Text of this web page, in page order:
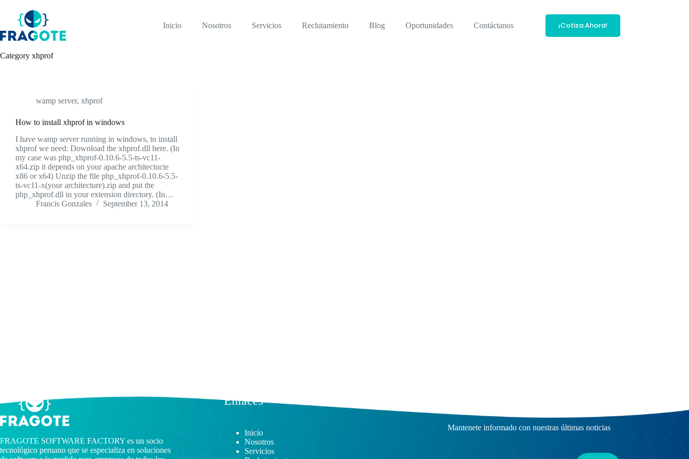
content
Inicio Nosotros Servicios Reclutamiento Blog Oportunidades Contáctanos ¡Cotiza Ahora!
Category xhprof
wamp server, xhprof
How to install xhprof in windows
I have wamp server running in windows, to install
xhprof we need: Download the xhprof.dll here. (In
my case was php_xhprof-0.10.6-5.5-ts-vc11-
x64.zip it depends on your apache architectucte
x86 or x64) Unzip the file php_xhprof-0.10.6-5.5-
ts-vc11-x(your architecture).zip and put the
php_xhprof.dll in your extension directory. (In…
Francis Gonzales
September 13, 2014
FRAGOTE SOFTWARE FACTORY es un socio
tecnológico peruano que se especializa en soluciones
Enlaces
Inicio
Nosotros
Servicios
Mantenete informado con nuestras últimas noticias